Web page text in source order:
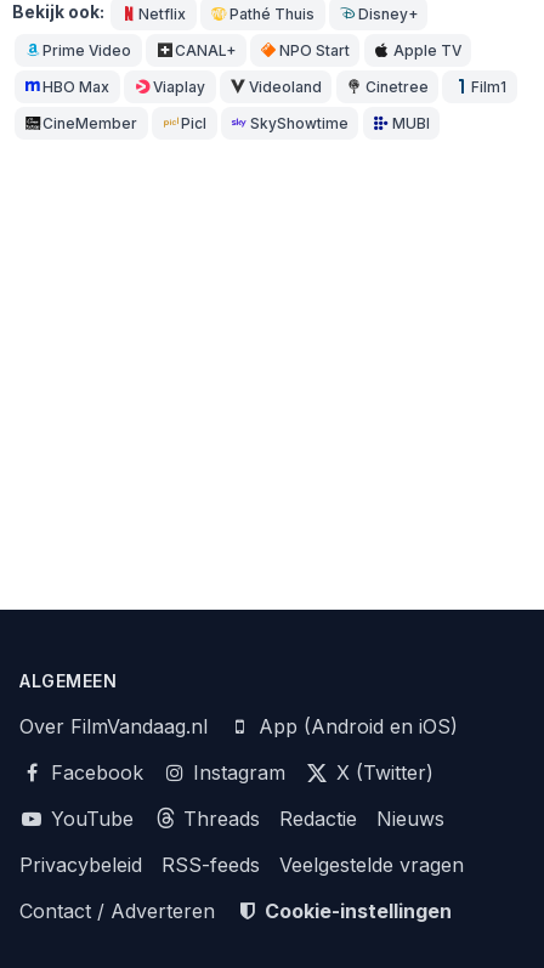
Bekijk ook: Netflix Pathé Thuis Disney+
Prime Video CANAL+ NPO Start Apple TV
HBO Max Viaplay Videoland Cinetree Film1
CineMember Picl SkyShowtime MUBI
ALGEMEEN
Over FilmVandaag.nl
App (Android en iOS)
Facebook
Instagram
X (Twitter)
YouTube
Threads Redactie
Nieuws
Privacybeleid
RSS-feeds
Veelgestelde vragen
Contact / Adverteren
Cookie-instellingen